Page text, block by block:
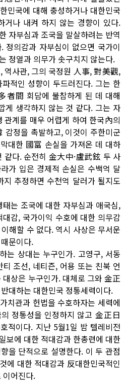
민국에 대해 충성하거나 대한민국
거나 내켜 하지 않는 경향이 있다.
자부심과 조국을 말살하려는 반역
정의감과 자부심이 없으면 국가이
정열과 의무가 솟구치지 않는다.
역사관, 그의 국정원 人事, 對美觀,
적인 성향이 두드러진다. 그는 한
者間 회담에 불참하게 된 데 대해
게 생각하지 않는 것 같다. 그는 자
계를 매우 어렵게 하여 한국內의
정을 촉발하고, 이것이 주한미군
대한 國富 손실을 가져온 데 대하
같다. 순전히 金大中·盧武鉉 두 사
가 입은 경제적 손실은 수백억 달
추정하면 수천억 달러가 될지도
는 조국에 대한 자부심과 애국심,
감, 국가이익 수호에 대한 의무감
해할 수 없다. 역시 사상은 무서운
문이다.
는 상대는 누구인가. 고영구, 서동
조선, 네티즌, 어용 또는 친북 언
상은 누구인가. 대체로 그와 金正
대하는 대한민국 정통세력이다.
치관과 헌법을 수호하자는 세력에
정통성을 인정하지 않고 金正日
적이다. 지난 5월1일 밤 텔레비전
보에 대한 적대감과 한총련에 대한
을 단적으로 설명한다. 이 두 관점
에 대한 적대감과 反대한민국적인
이어진다.